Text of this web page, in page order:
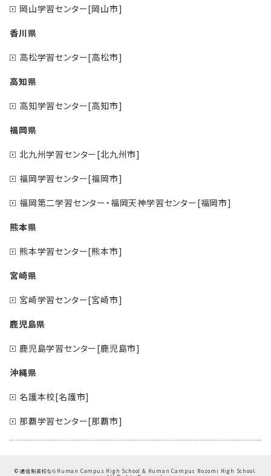
岡山学習センター[岡山市]
香川県
高松学習センター[高松市]
高知県
高知学習センター[高知市]
福岡県
北九州学習センター[北九州市]
福岡学習センター[福岡市]
福岡第二学習センター・福岡天神学習センター[福岡市]
熊本県
熊本学習センター[熊本市]
宮崎県
宮崎学習センター[宮崎市]
鹿児島県
鹿児島学習センター[鹿児島市]
沖縄県
名護本校[名護市]
那覇学習センター[那覇市]
©通信制高校ならHuman Campus High School & Human Campus Nozomi High School.